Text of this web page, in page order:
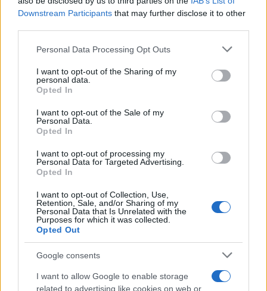
Downstream Participants that may further disclose it to other
Please note that this website/app uses one or more Google
not limited to your visit or usage behaviour. You may click to
grant or deny consent to Google and its third-party tags to
use your data for below specified purposes in below Google
consent section.
Personal Data Processing Opt Outs
I want to opt-out of the Sharing of my
personal data.
Opted In
I want to opt-out of the Sale of my
Personal Data.
Opted In
I want to opt-out of processing my
Personal Data for Targeted Advertising.
Opted In
I want to opt-out of Collection, Use,
Retention, Sale, and/or Sharing of my
Personal Data that Is Unrelated with the
Purposes for which it was collected.
Opted Out
Google consents
I want to allow Google to enable storage
related to advertising like cookies on web or
Verder lezen
NEWS
Brentolie daalt naar 91,82 dollar: een week van teruggang in
grondstoffen